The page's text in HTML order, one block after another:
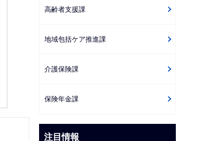
高齢者支援課
地域包括ケア推進課
介護保険課
保険年金課
注目情報